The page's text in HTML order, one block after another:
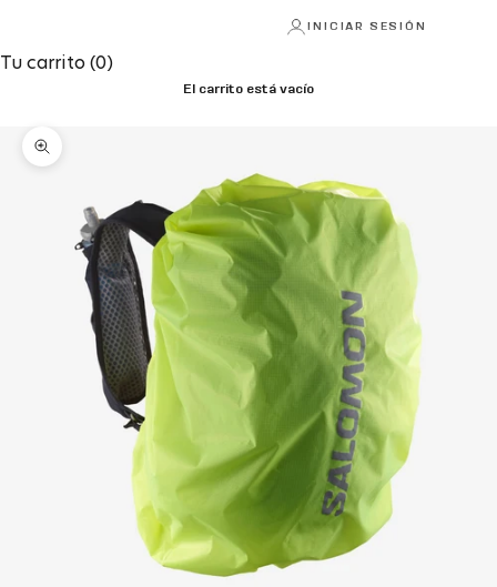
INICIAR SESIÓN
Tu carrito (0)
El carrito está vacío
Zoom